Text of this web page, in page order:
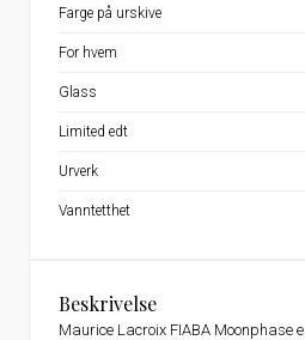
Beskrivelse
Maurice Lacroix FIABA Moonphase
Farge på urskive
For hvem
Glass
Limited edt
Urverk
Vanntetthet